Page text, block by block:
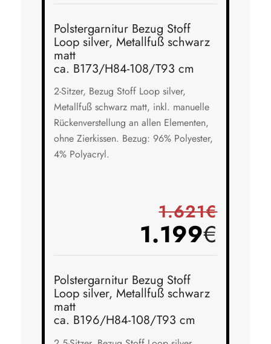
Polstergarnitur Bezug Stoff
Loop silver, Metallfuß schwarz
matt
ca. B173/H84-108/T93 cm
2-Sitzer, Bezug Stoff Loop silver,
Metallfuß schwarz matt, inkl. manuelle
Rückenverstellung an allen Elementen,
ohne Zierkissen. Bezug: 96% Polyester,
4% Polyacryl.
1.621€
1.199€
Polstergarnitur Bezug Stoff
Loop silver, Metallfuß schwarz
matt
ca. B196/H84-108/T93 cm